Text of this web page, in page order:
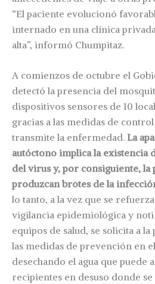
“El paciente evolucionó
internado en una clínica
alta”, informó Chumpitaz.
A comienzos de octubre el
detectó la presencia del
dispositivos sensores de 10
gracias a las medidas de
transmite la enfermedad. La
autóctono implica la existencia
del virus y, por consiguiente, la
produzcan brotes de la
lo tanto, a la vez que se
vigilancia epidemiológica y
equipos de salud, se solicita a
las medidas de prevención en
desechando el agua que puede
recipientes en desuso donde